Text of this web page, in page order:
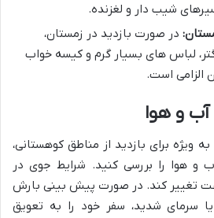
شیب دار و لغزنده.
در صورت بازدید در زمستان،
لباس های بسیار گرم و کیسه خواب
الزامی است.
و هوا
ویژه برای بازدید از مناطق کوهستانی،
هوا را بررسی کنید. شرایط جوی در
تغییر کند. در صورت پیش بینی بارش
سرمای شدید، سفر خود را به تعویق